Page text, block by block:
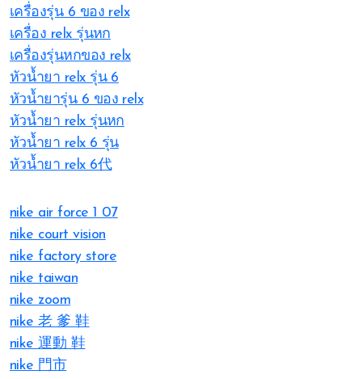
เครื่องรุ่น 6 ของ relx
เครื่อง relx รุ่นหก
เครื่องรุ่นหกของ relx
หัวน้ำยา relx รุ่น 6
หัวน้ำยารุ่น 6 ของ relx
หัวน้ำยา relx รุ่นหก
หัวน้ำยา relx 6 รุ่น
หัวน้ำยา relx 6代
nike air force 1 07
nike court vision
nike factory store
nike taiwan
nike zoom
nike 老 爹 鞋
nike 運動 鞋
nike 門市